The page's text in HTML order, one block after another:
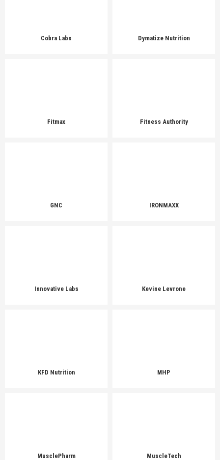
Cobra Labs Dymatize Nutrition
Fitmax Fitness Authority
GNC IRONMAXX
Innovative Labs Kevine Levrone
KFD Nutrition MHP
MusclePharm MuscleTech